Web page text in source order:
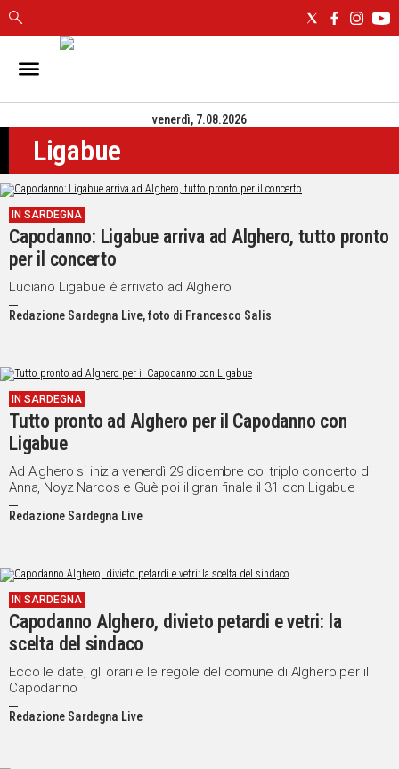
IN
CAGLIARI
SASSARI
NUORO
ORISTANO
SULCIS
GALLURA
OGLIASTRA
MEDIO
CAMPIDANO
NOTIZIE
POLITICA
IN
ITALIA
NEL
MONDO
VIDEO
UNISCITI
venerdì, 7.08.2026
Ligabue
IN SARDEGNA
Capodanno: Ligabue arriva ad Alghero, tutto pronto
per il concerto
Luciano Ligabue è arrivato ad Alghero
Redazione Sardegna Live, foto di Francesco Salis
IN SARDEGNA
Tutto pronto ad Alghero per il Capodanno con
Ligabue
Ad Alghero si inizia venerdì 29 dicembre col triplo concerto di
Anna, Noyz Narcos e Guè poi il gran finale il 31 con Ligabue
Redazione Sardegna Live
IN SARDEGNA
Capodanno Alghero, divieto petardi e vetri: la
scelta del sindaco
Ecco le date, gli orari e le regole del comune di Alghero per il
Capodanno
Redazione Sardegna Live